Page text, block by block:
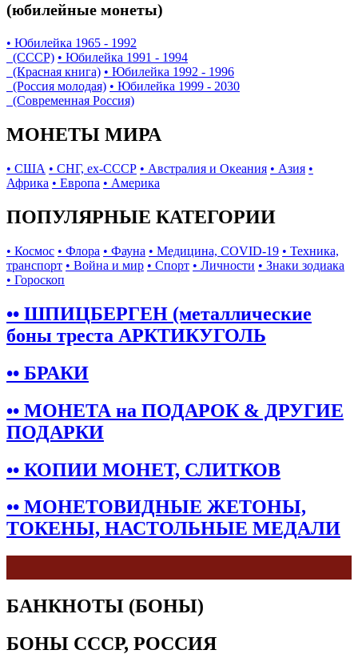
(юбилейные монеты)
• Юбилейка 1965 - 1992
(СССР) • Юбилейка 1991 - 1994
(Красная книга) • Юбилейка 1992 - 1996
(Россия молодая) • Юбилейка 1999 - 2030
(Современная Россия)
МОНЕТЫ МИРА
• США • СНГ, ex-СССР • Австралия и Океания • Азия •
Африка • Европа • Америка
ПОПУЛЯРНЫЕ КАТЕГОРИИ
• Космос • Флора • Фауна • Медицина, COVID-19 • Техника,
транспорт • Война и мир • Спорт • Личности • Знаки зодиака
• Гороскоп
•• ШПИЦБЕРГЕН (металлические
боны треста АРКТИКУГОЛЬ
•• БРАКИ
•• МОНЕТА на ПОДАРОК & ДРУГИЕ
ПОДАРКИ
•• КОПИИ МОНЕТ, СЛИТКОВ
•• МОНЕТОВИДНЫЕ ЖЕТОНЫ,
ТОКЕНЫ, НАСТОЛЬНЫЕ МЕДАЛИ
БАНКНОТЫ (БОНЫ)
БОНЫ СССР, РОССИЯ